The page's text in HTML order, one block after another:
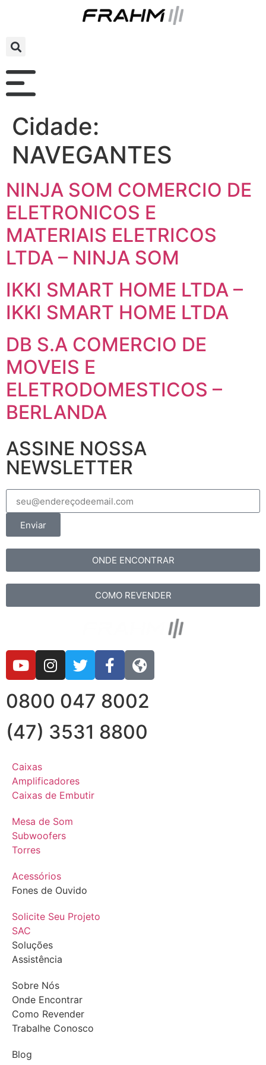
Cidade:
NAVEGANTES
NINJA SOM COMERCIO DE
ELETRONICOS E
MATERIAIS ELETRICOS
LTDA – NINJA SOM
IKKI SMART HOME LTDA –
IKKI SMART HOME LTDA
DB S.A COMERCIO DE
MOVEIS E
ELETRODOMESTICOS –
BERLANDA
ASSINE NOSSA
NEWSLETTER
Enviar
ONDE ENCONTRAR
COMO REVENDER
0800 047 8002
(47) 3531 8800
Caixas
Amplificadores
Caixas de Embutir
Mesa de Som
Subwoofers
Torres
Acessórios
Fones de Ouvido
Solicite Seu Projeto
SAC
Soluções
Assistência
Sobre Nós
Onde Encontrar
Como Revender
Trabalhe Conosco
Blog